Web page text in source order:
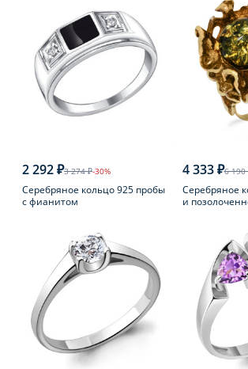
2 292 ₽3 274 ₽-30%
Серебряное кольцо 925 пробы
с фианитом
4 333 ₽6 190
Серебряное
и